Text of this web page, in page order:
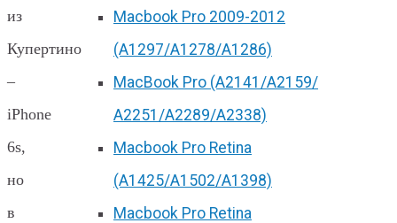
Macbook Pro 2009-2012
(A1297/A1278/A1286)
MacBook Pro (А2141/А2159/
А2251/A2289/A2338)
Macbook Pro Retina
(А1425/A1502/A1398)
Macbook Pro Retina
из
Купертино
–
iPhone
6s,
но
в